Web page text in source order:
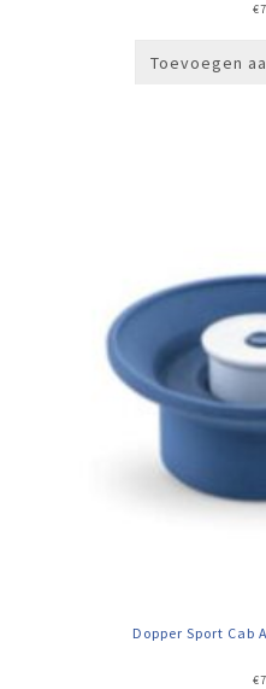
€
Toevoegen
Dopper Sport Cab
€